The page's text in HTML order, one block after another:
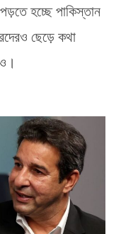
হচ্ছে পাকিস্তান
ছেড়ে কথা